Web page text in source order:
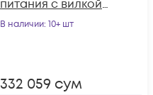
питания с вилкой
C14, 10A
В наличии: 10+ шт
332 059 сум